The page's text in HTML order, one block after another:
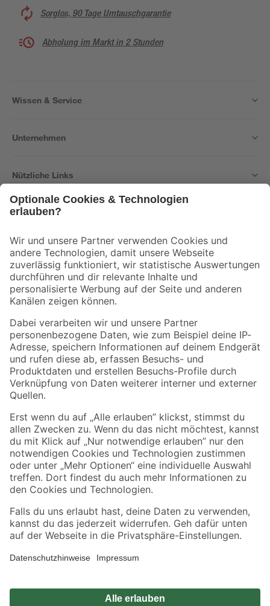
Sorglos, 90 Tage Umtauschgarantie
Abholung im Markt in 2 Stunden
Wissen & Service
Unternehmen
Nützliche Links
Der toom Newsletter: Keine Angebote und Aktionen mehr verpassen!
Zur Newsletter Anmeldung
Folge uns
Zahlungsarten Versandarten
Sicher einkaufen
Jetzt die toom-App herunterladen
Alle Preisangaben in EUR inkl. gesetzl. MwSt.. Die dargestellten Angebote sind unter
Umständen nicht in allen Märkten verfügbar. Die angegebenen Verfügbarkeiten beziehen
Produkte nur solange der Vorrat reicht.
*Paketversand ab 59 € versandkostenfrei, gilt nicht für Artikel mit Speditionsversand, hier
Privatsphäre Impressum